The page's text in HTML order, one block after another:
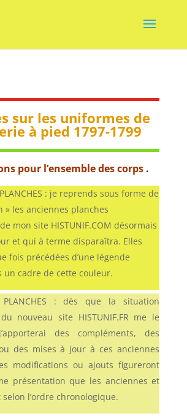
sur les uniformes de
à pied 1797-1799
pour l’ensemble des corps.
: je reprends sous forme de
» les anciennes planches
mon site HISTUNIF.COM désormais
et qui à terme disparaîtra. Elles
fois précédées d’une légende
un cadre de cette couleur.
PLANCHES : dès que la situation
du nouveau site HISTUNIF.FR me le
des compléments, des
des mises à jour à ces anciennes
modifications ou ajouts figureront
présentation que les anciennes et
selon l’ordre chronologique.